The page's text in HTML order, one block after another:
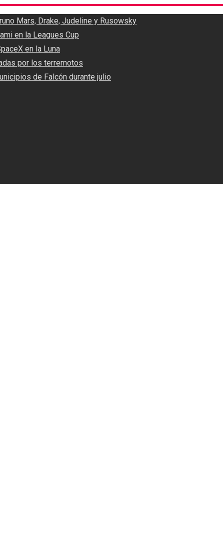
Mars, Drake, Judeline y Rusowsky
en la Leagues Cup
en la Luna
por los terremotos
de Falcón durante julio